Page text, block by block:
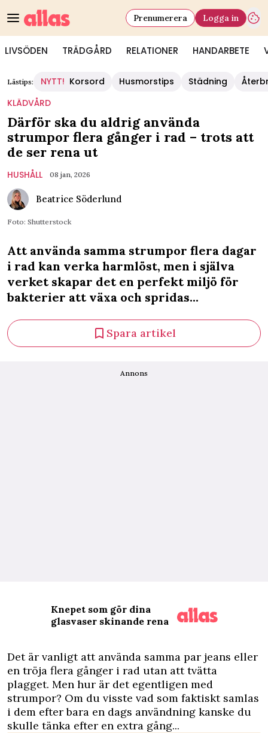
LIVSÖDEN TRÄDGÅRD RELATIONER HANDARBETE
Prenumerera Logga in
Lästips: NYTT! Korsord Husmorstips Städning
KLÄDVÅRD
Därför ska du aldrig använda
strumpor flera gånger i rad – trots att
de ser rena ut
HUSHÅLL 08 jan, 2026
Beatrice Söderlund
Foto: Shutterstock
Att använda samma strumpor flera dagar
i rad kan verka harmlöst, men i själva
verket skapar det en perfekt miljö för
bakterier att växa och spridas...
Spara artikel
Annons
Knepet som gör dina
glasvaser skinande rena
Det är vanligt att använda samma par jeans eller
en tröja flera gånger i rad utan att tvätta
plagget. Men hur är det egentligen med
strumpor? Om du visste vad som faktiskt samlas
i dem efter bara en dags användning kanske du
skulle tänka efter en extra gång...